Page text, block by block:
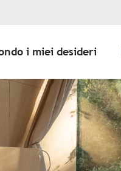
i miei desideri